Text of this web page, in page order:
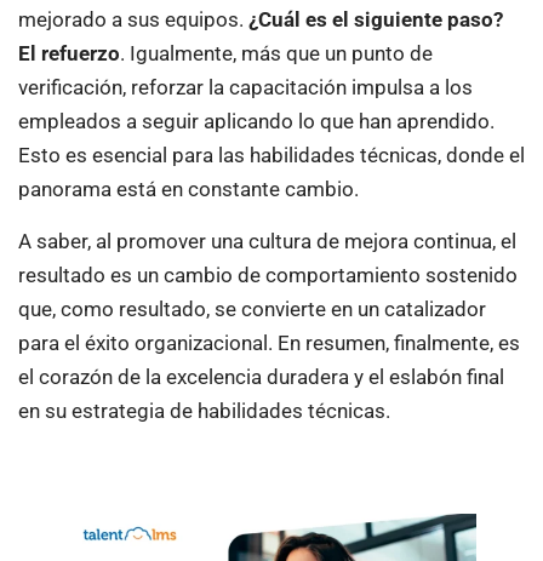
mejorado a sus equipos. ¿Cuál es el siguiente paso?
El refuerzo. Igualmente, más que un punto de
verificación, reforzar la capacitación impulsa a los
empleados a seguir aplicando lo que han aprendido.
Esto es esencial para las habilidades técnicas, donde el
panorama está en constante cambio.
A saber, al promover una cultura de mejora continua, el
resultado es un cambio de comportamiento sostenido
que, como resultado, se convierte en un catalizador
para el éxito organizacional. En resumen, finalmente, es
el corazón de la excelencia duradera y el eslabón final
en su estrategia de habilidades técnicas.